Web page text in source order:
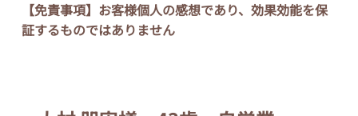
【免責事項】お客様個人の感想であり、効果効能を保
証するものではありません